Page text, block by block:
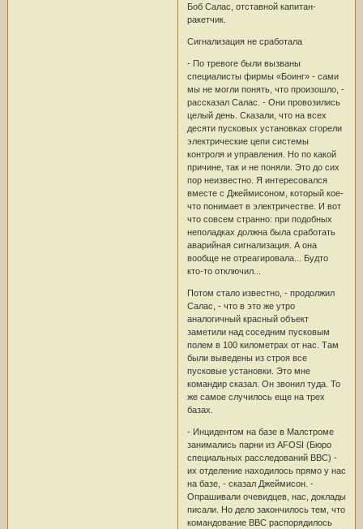
Боб Салас, отставной капитан-
ракетчик.
Сигнализация не сработала
- По тревоге были вызваны
специалисты фирмы «Боинг» - сами
мы не могли понять, что произошло, -
рассказал Салас. - Они провозились
целый день. Сказали, что на всех
десяти пусковых установках сгорели
электрические цепи системы
контроля и управления. Но по какой
причине, так и не поняли. Это до сих
пор неизвестно. Я интересовался
вместе с Джеймисоном, который кое-
что понимает в электричестве. И вот
что совсем странно: при подобных
неполадках должна была сработать
аварийная сигнализация. А она
вообще не отреагировала... Будто
кто-то отключил...
Потом стало известно, - продолжил
Салас, - что в это же утро
аналогичный красный объект
заметили над соседним пусковым
полем в 100 километрах от нас. Там
были выведены из строя все
пусковые установки. Это мне
командир сказал. Он звонил туда. То
же самое случилось еще на трех
базах.
- Инцидентом на базе в Малстроме
занимались парни из AFOSI (Бюро
специальных расследований ВВС) -
их отделение находилось прямо у нас
на базе, - сказал Джеймисон. -
Опрашивали очевидцев, нас, доклады
писали. Но дело закончилось тем, что
командование ВВС распорядилось